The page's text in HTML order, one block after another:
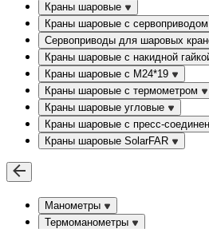
Краны шаровые
Краны шаровые с сервоприводом
Сервоприводы для шаровых
Краны шаровые с накидной
Краны шаровые с М24*19
Краны шаровые с термометром
Краны шаровые угловые
Краны шаровые c пресс-
Краны шаровые SolarFAR
Манометры
Термоманометры